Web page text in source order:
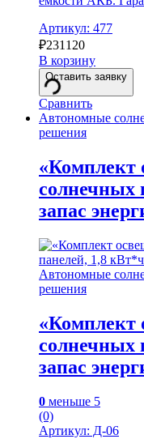
Артикул: 477
₽231120
В корзину
Оставить заявку
Сравнить
Автономные
решения
«Комплект
солнечных
запас
Автономные
решения
«Комплект
солнечных
запас
0 меньше 5
(0)
Артикул: Д-06